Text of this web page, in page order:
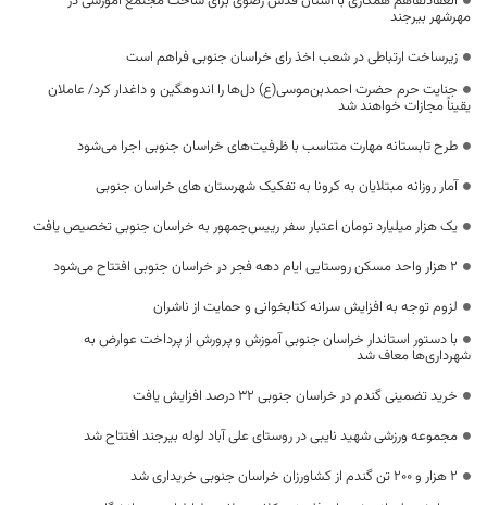
مهرشهر بیرجند
زیرساخت ارتباطی در شعب اخذ رای خراسان جنوبی فراهم است
جنایت حرم حضرت احمدبن‌موسی(ع) دل‌ها را اندوهگین و داغدار کرد/ عاملان
یقیناً مجازات خواهند شد
طرح تابستانه مهارت متناسب با ظرفیت‌های خراسان جنوبی اجرا می‌شود
آمار روزانه مبتلایان به کرونا به تفکیک شهرستان های خراسان جنوبی
یک هزار میلیارد تومان اعتبار سفر رییس‌جمهور به خراسان جنوبی تخصیص یافت
۲ هزار واحد مسکن روستایی ایام دهه فجر در خراسان جنوبی افتتاح می‌شود
لزوم توجه به افزایش سرانه کتابخوانی و حمایت از ناشران
با دستور استاندار خراسان جنوبی آموزش و پرورش از پرداخت عوارض به
شهرداری‌ها معاف شد
خرید تضمینی گندم در خراسان جنوبی ۳۲ درصد افزایش یافت
مجموعه ورزشی شهید نایبی در روستای علی آباد لوله بیرجند افتتاح شد
۲ هزار و ۲۰۰ تن گندم از کشاورزان خراسان جنوبی خریداری شد